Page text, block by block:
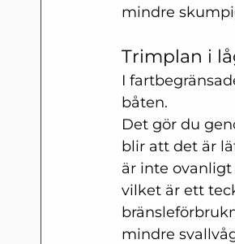
mindre
Trimplan i
I
båten.
Det gör du
blir att det är
är inte
vilket är ett
mindre